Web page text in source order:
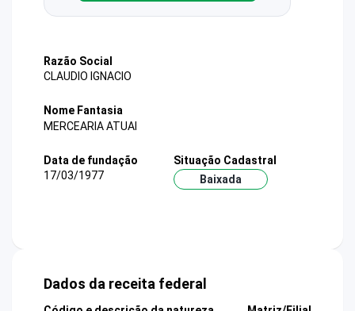
Razão Social
CLAUDIO IGNACIO
Nome Fantasia
MERCEARIA ATUAI
Data de fundação
17/03/1977
Situação Cadastral
Baixada
Dados da receita federal